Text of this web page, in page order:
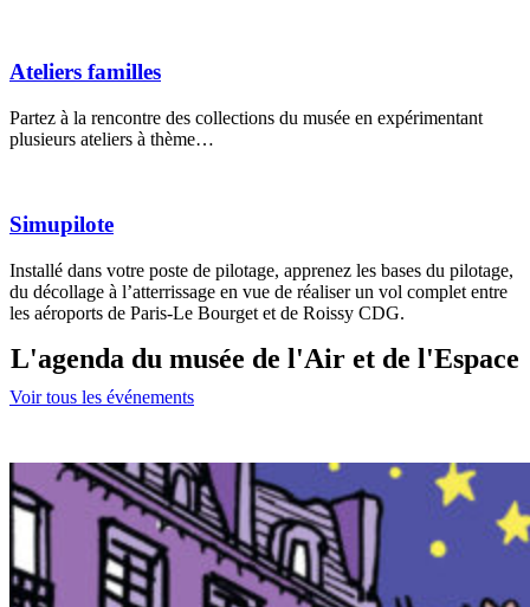
Ateliers familles
Partez à la rencontre des collections du musée en expérimentant
plusieurs ateliers à thème…
Simupilote
Installé dans votre poste de pilotage, apprenez les bases du pilotage,
du décollage à l’atterrissage en vue de réaliser un vol complet entre
les aéroports de Paris-Le Bourget et de Roissy CDG.
L'agenda du musée de l'Air et de l'Espace
Voir tous les événements